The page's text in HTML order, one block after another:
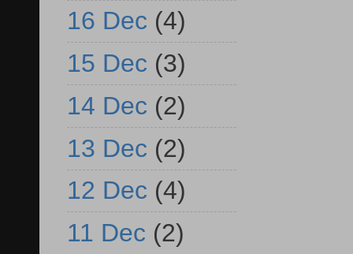
16 Dec (4)
15 Dec (3)
14 Dec (2)
13 Dec (2)
12 Dec (4)
11 Dec (2)